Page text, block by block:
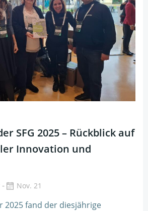
SFG 2025 – Rückblick auf
Innovation und
- Nov. 21
2025 fand der diesjährige